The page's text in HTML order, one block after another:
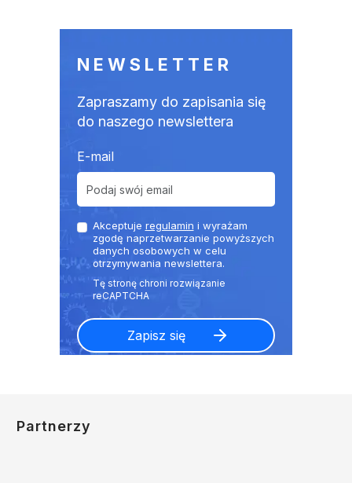
NEWSLETTER
Zapraszamy do zapisania się
do naszego newslettera
E-mail
Akceptuje regulamin i wyrażam
zgodę naprzetwarzanie powyższych
danych osobowych w celu
otrzymywania newslettera.
Partnerzy